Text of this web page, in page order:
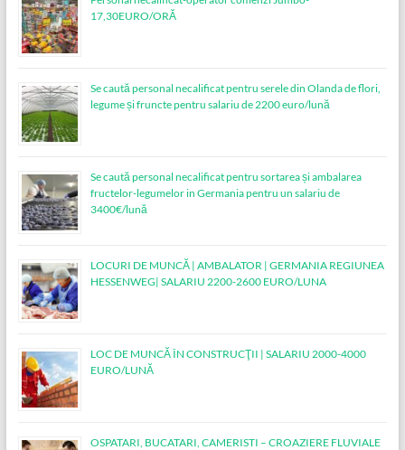
17,30EURO/ORĂ
Se caută personal necalificat pentru serele din Olanda de flori,
legume și fruncte pentru salariu de 2200 euro/lună
Se caută personal necalificat pentru sortarea și ambalarea
fructelor-legumelor in Germania pentru un salariu de
3400€/lună
LOCURI DE MUNCĂ | AMBALATOR | GERMANIA REGIUNEA
HESSENWEG| SALARIU 2200-2600 EURO/LUNA
LOC DE MUNCĂ ÎN CONSTRUCŢII | SALARIU 2000-4000
EURO/LUNĂ
OSPATARI, BUCATARI, CAMERISTI – CROAZIERE FLUVIALE